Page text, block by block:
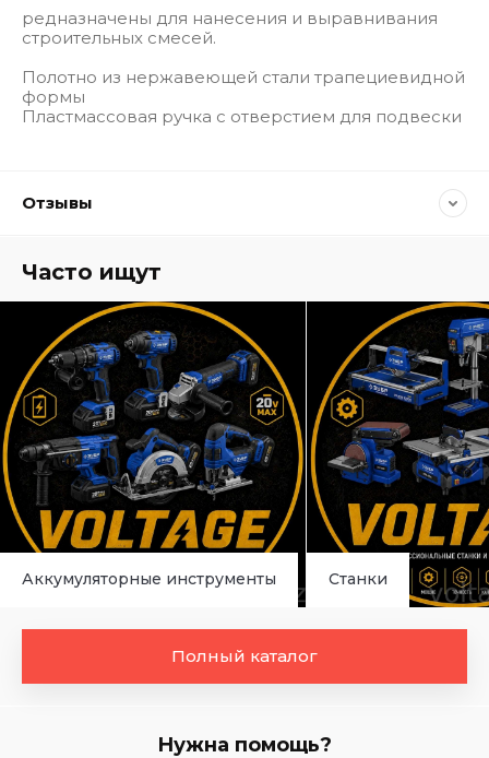
редназначены для нанесения и выравнивания
строительных смесей.
Полотно из нержавеющей стали трапециевидной
формы
Пластмассовая ручка с отверстием для подвески
Отзывы
Часто ищут
Аккумуляторные инструменты Станки
Полный каталог
Нужна помощь?